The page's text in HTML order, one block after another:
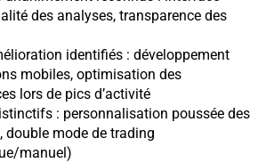
des analyses, transparence des
identifiés : développement
mobiles, optimisation des
lors de pics d’activité
: personnalisation poussée des
double mode de trading
manuel)